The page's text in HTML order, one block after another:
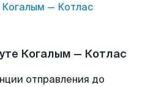
Когалым — Котлас
Когалым — Котлас
отправления до